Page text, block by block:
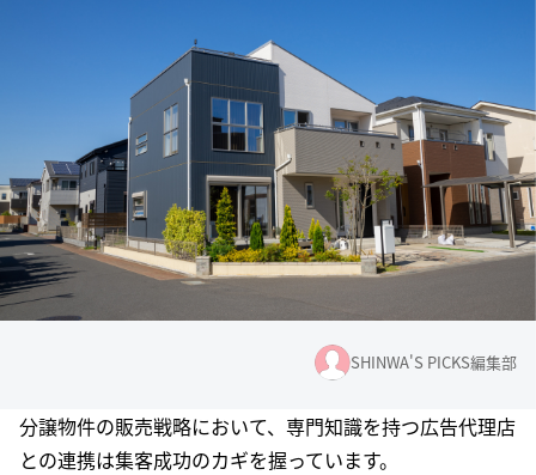
SHINWA'S PICKS編集部
分譲物件の販売戦略において、専門知識を持つ広告代理店
との連携は集客成功のカギを握っています。